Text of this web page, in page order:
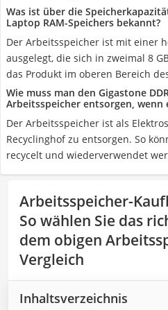
Was ist über die
Laptop RAM-Speichers bekannt?
Der Arbeitsspeicher ist mit einer
ausgelegt, die sich in zweimal 8
das Produkt im oberen Bereich
Wie muss man den Gigastone
Arbeitsspeicher entsorgen,
Der Arbeitsspeicher ist als
Recyclinghof zu entsorgen. So
recycelt und wiederverwendet
Arbeitsspeicher-
So wählen Sie das
dem obigen
Vergleich
Inhaltsverzeichnis